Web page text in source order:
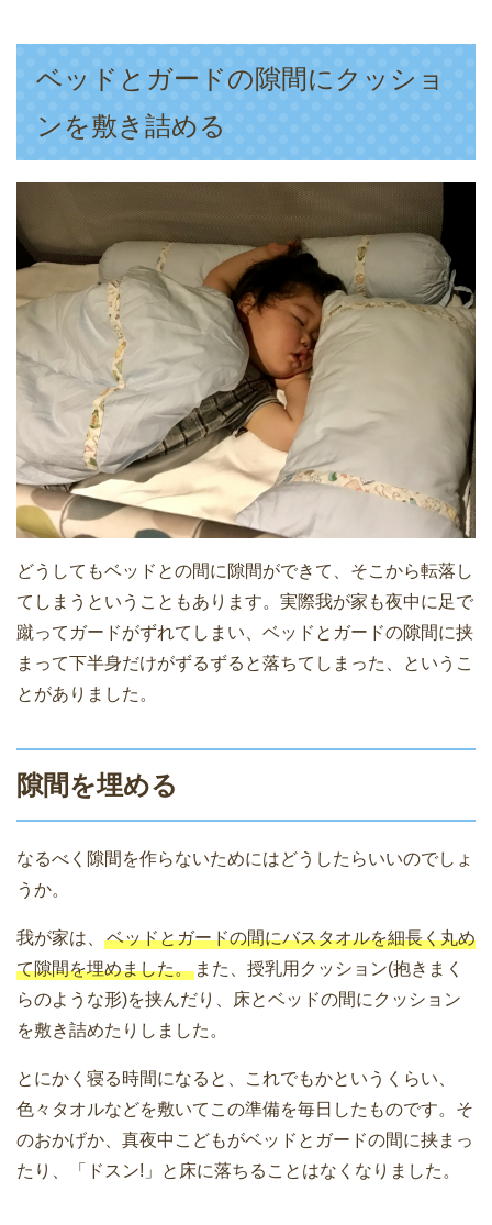
ベッドとガードの隙間にクッショ
ンを敷き詰める
どうしてもベッドとの間に隙間ができて、そこから転落し
てしまうということもあります。実際我が家も夜中に足で
蹴ってガードがずれてしまい、ベッドとガードの隙間に挟
まって下半身だけがずるずると落ちてしまった、というこ
とがありました。
隙間を埋める
なるべく隙間を作らないためにはどうしたらいいのでしょ
うか。
我が家は、
ベッドとガードの間にバスタオルを細長く丸め
て隙間を埋めました。 また、授乳用クッション(抱きまく
らのような形)を挟んだり、床とベッドの間にクッション
を敷き詰めたりしました。
とにかく寝る時間になると、これでもかというくらい、
色々タオルなどを敷いてこの準備を毎日したものです。そ
のおかげか、真夜中こどもがベッドとガードの間に挟まっ
たり、「ドスン!」と床に落ちることはなくなりました。